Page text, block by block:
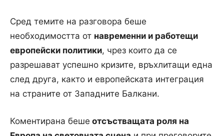
Сред темите на разговора беше
необходимостта от навременни и работещи
европейски политики, чрез които да се
разрешават успешно кризите, връхлитащи една
след друга, както и европейската интеграция
на страните от Западните Балкани.
Коментирана беше отсъстващата роля на